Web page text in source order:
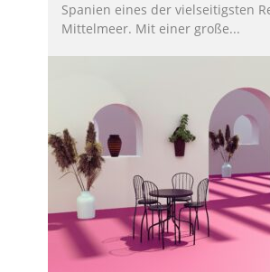
Spanien eines der vielseitigsten
Mittelmeer. Mit einer große...